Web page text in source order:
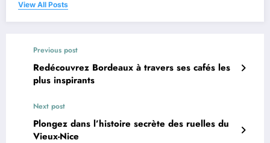
View All Posts
Previous post
Redécouvrez Bordeaux à travers ses cafés les
plus inspirants
Next post
Plongez dans l’histoire secrète des ruelles du
Vieux-Nice